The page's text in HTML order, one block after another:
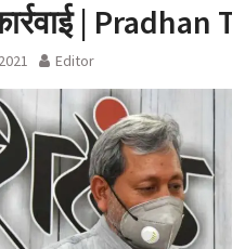
| Pradhan
Editor